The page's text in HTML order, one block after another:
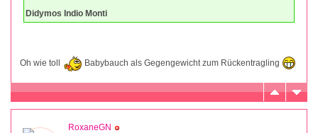
Didymos Indio Monti
Oh wie toll Babybauch als Gegengewicht zum Rückentragling
RoxaneGN